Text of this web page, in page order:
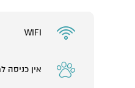
WIFI
אין כניסה